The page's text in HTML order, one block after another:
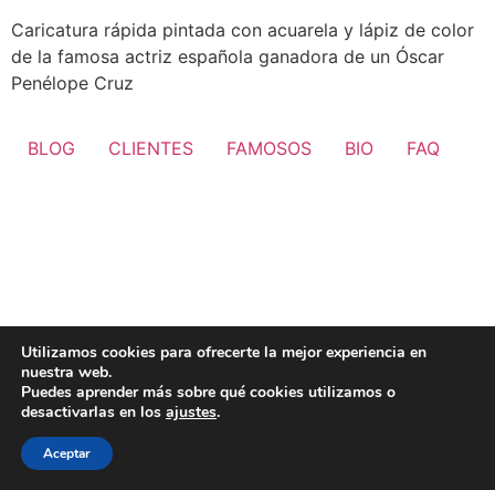
Caricatura rápida pintada con acuarela y lápiz de color
de la famosa actriz española ganadora de un Óscar
Penélope Cruz
BLOG CLIENTES FAMOSOS BIO FAQ
Utilizamos cookies para ofrecerte la mejor experiencia en
nuestra web.
Puedes aprender más sobre qué cookies utilizamos o
desactivarlas en los ajustes.
Aceptar